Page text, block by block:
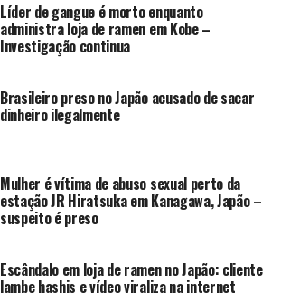
Líder de gangue é morto enquanto
administra loja de ramen em Kobe –
Investigação continua
Brasileiro preso no Japão acusado de sacar
dinheiro ilegalmente
Mulher é vítima de abuso sexual perto da
estação JR Hiratsuka em Kanagawa, Japão –
suspeito é preso
Escândalo em loja de ramen no Japão: cliente
lambe hashis e vídeo viraliza na internet